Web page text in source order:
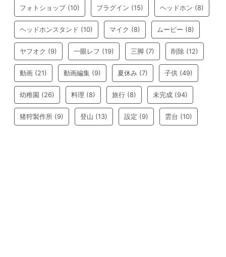
フォトショップ(10) プラグイン (15) ヘッドホン (8)
ヘッドホンスタンド (10) マイク (8) ムービー (8)
ヤフオク (9) 一眼レフ (19) 三脚 (7) 削除 (12)
動画 (21) 動画編集 (9) 夏休み (7) 子供 (49)
幼稚園 (26) 料理 (8) 旅行 (8) 未完成 (94)
猪狩製作所 (9) 登山 (13) 設定 (9) 雲台 (10)